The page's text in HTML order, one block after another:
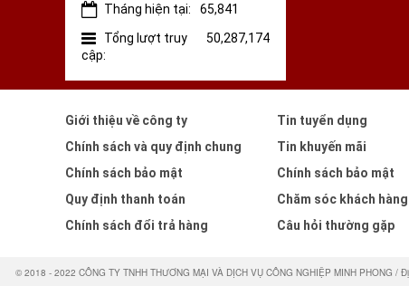
❅
Tháng hiện tại:
65,841
Tổng lượt truy
cập:
50,287,174
Giới thiệu về công ty
Chính sách và quy định chung
Chính sách bảo mật
Quy định thanh toán
Chính sách đổi trả hàng
Tin tuyển dụng
Tin khuyến mãi
Chính sách bảo mật
Chăm sóc khách hàng
Câu hỏi thường gặp
© 2018 - 2022 CÔNG TY TNHH THƯƠNG MẠI VÀ DỊCH VỤ CÔNG NGHIỆP MINH